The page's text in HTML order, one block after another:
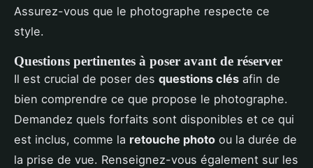
Assurez-vous que le photographe respecte ce
style.
Questions pertinentes à poser avant de réserver
Il est crucial de poser des questions clés afin de
bien comprendre ce que propose le photographe.
Demandez quels forfaits sont disponibles et ce qui
est inclus, comme la retouche photo ou la durée de
la prise de vue. Renseignez-vous également sur les